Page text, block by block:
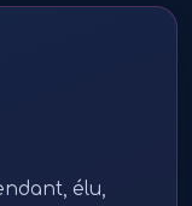
élu,